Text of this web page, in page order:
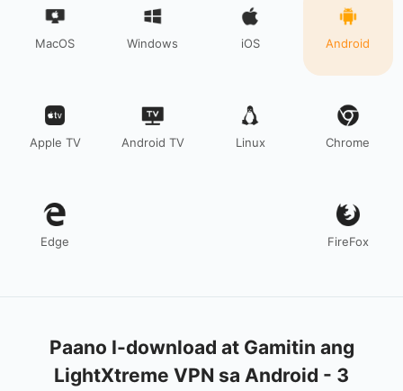
MacOS Windows iOS Android
Apple TV Android TV Linux Chrome
Edge FireFox
Paano I-download at Gamitin ang
LightXtreme VPN sa Android - 3